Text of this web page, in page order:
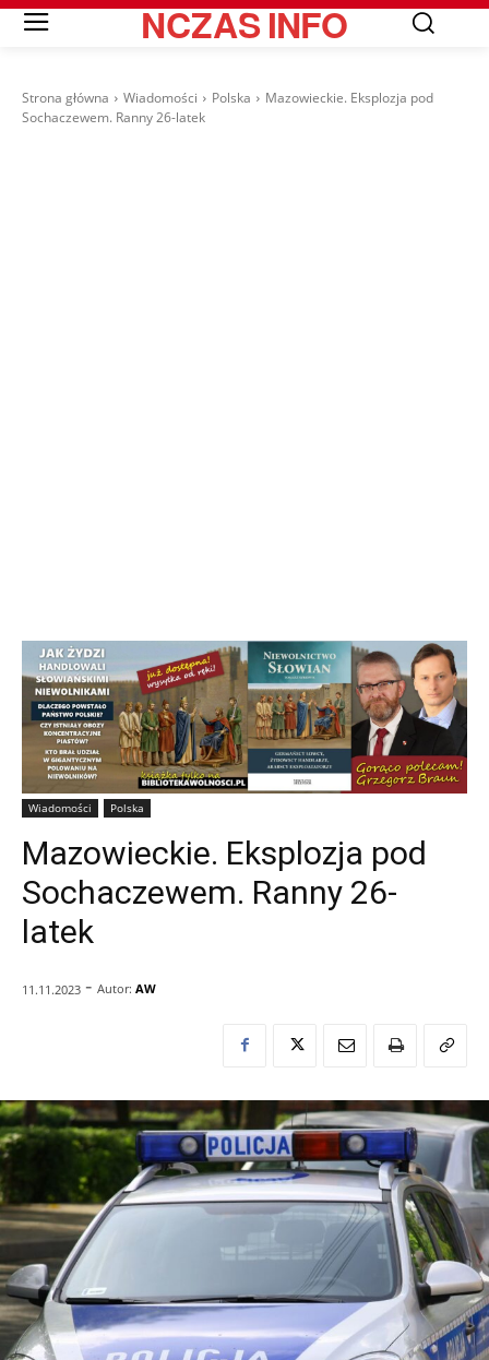
NCZASINFO
Strona główna Wiadomości Polska
Mazowieckie. Eksplozja pod
Sochaczewem. Ranny 26-latek
Wiadomości Polska
Mazowieckie. Eksplozja pod
Sochaczewem. Ranny 26-
latek
11.11.2023 - Autor: AW